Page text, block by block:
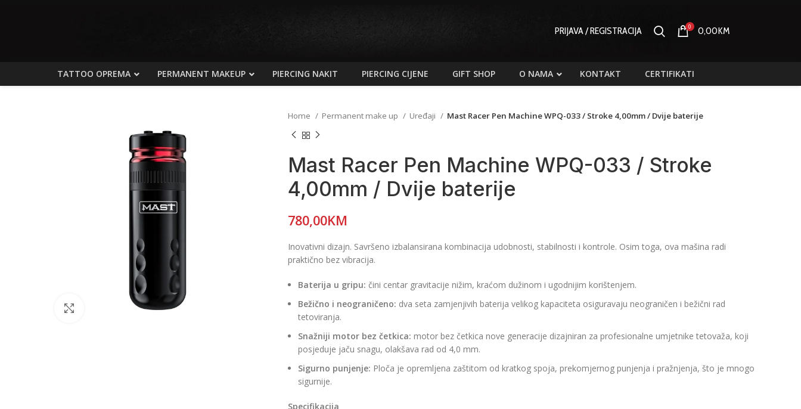
PRIJAVA / REGISTRACIJA 0 0,00KM
TATTOO OPREMA PERMANENT MAKEUP PIERCING NAKIT PIERCING CIJENE GIFT SHOP O NAMA KONTAKT CERTIFIKATI
Click to enlarge
Home Permanent make up Uređaji Mast Racer Pen Machine WPQ-033 / Stroke 4,00mm / Dvije baterije
Mast Racer Pen Machine WPQ-033 / Stroke
4,00mm / Dvije baterije
780,00KM
Inovativni dizajn. Savršeno izbalansirana kombinacija udobnosti, stabilnosti i kontrole. Osim toga, ova mašina radi
praktično bez vibracija.
Baterija u gripu: čini centar gravitacije nižim, kraćom dužinom i ugodnijim korištenjem.
Bežično i neograničeno: dva seta zamjenjivih baterija velikog kapaciteta osiguravaju neograničen i bežični rad
tetoviranja.
Snažniji motor bez četkica: motor bez četkica nove generacije dizajniran za profesionalne umjetnike tetovaža, koji
posjeduje jaču snagu, olakšava rad od 4,0 mm.
Sigurno punjenje: Ploča je opremljena zaštitom od kratkog spoja, prekomjernog punjenja i pražnjenja, što je mnogo
sigurnije.
Specifikacija